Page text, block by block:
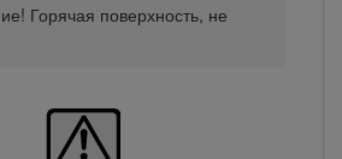
Горячая поверхность, не